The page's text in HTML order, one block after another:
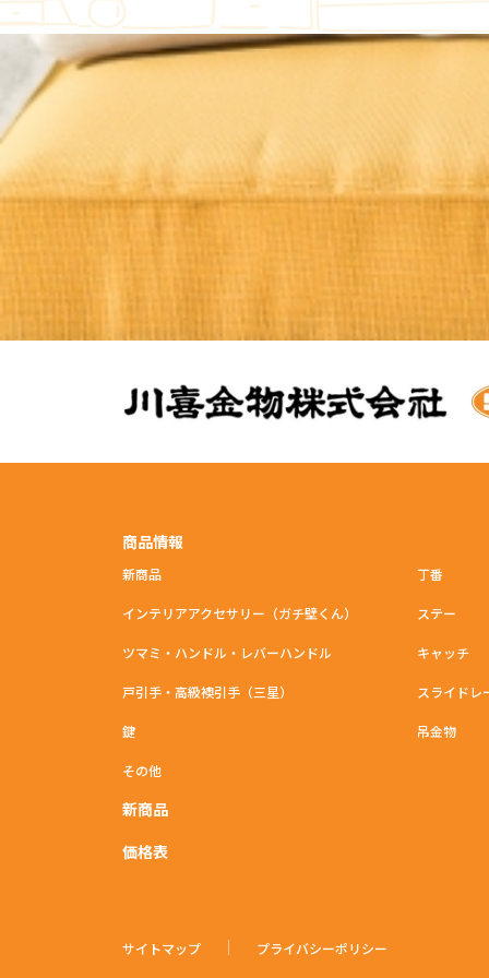
商品情報
新商品
インテリアアクセサリー（ガチ壁くん）
ツマミ・ハンドル・レバーハンドル
戸引手・高級襖引手（三星）
鍵
丁番
ステー
キャッチ
スライドレ
吊金物
その他
新商品
価格表
サイトマップ プライバシーポリシー